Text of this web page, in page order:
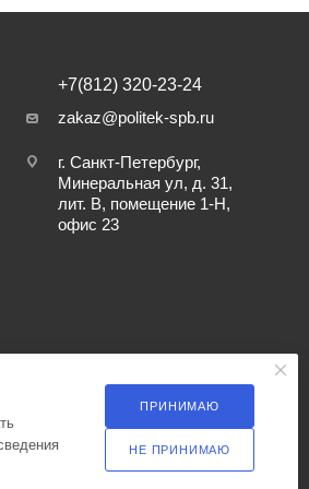
+7(812) 320-23-24
zakaz@politek-spb.ru
г. Санкт-Петербург,
Минеральная ул, д. 31,
лит. В, помещение 1-Н,
офис 23
обработки персональных данных
ПРИНИМАЮ
НЕ ПРИНИМАЮ